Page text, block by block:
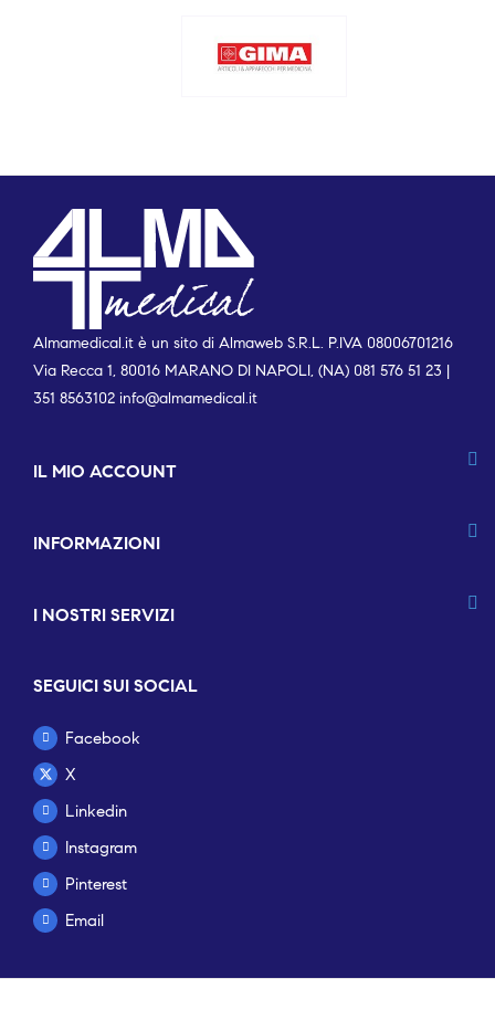
Almamedical.it è un sito di Almaweb S.R.L. P.IVA 08006701216
Via Recca 1, 80016 MARANO DI NAPOLI, (NA) 081 576 51 23 |
351 8563102 info@almamedical.it
IL MIO ACCOUNT
INFORMAZIONI
I NOSTRI SERVIZI
SEGUICI SUI SOCIAL
Facebook
X
Linkedin
Instagram
Pinterest
Email